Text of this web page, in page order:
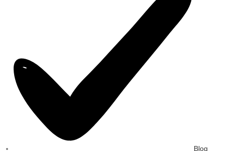
Blog